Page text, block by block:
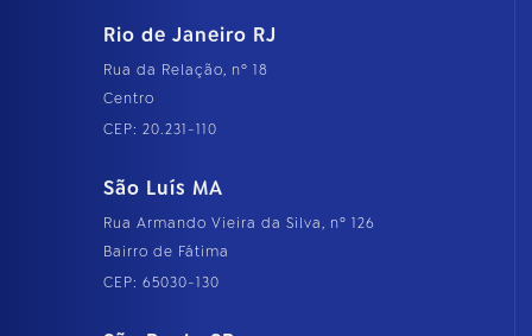
Rio de Janeiro RJ
Rua da Relação, nº 18
Centro
CEP: 20.231-110
São Luís MA
Rua Armando Vieira da Silva, nº 126
Bairro de Fátima
CEP: 65030-130